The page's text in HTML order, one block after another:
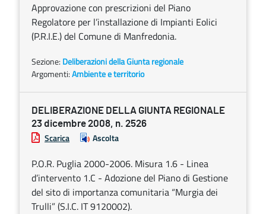
Approvazione con prescrizioni del Piano
Regolatore per l’installazione di Impianti Eolici
(P.R.I.E.) del Comune di Manfredonia.
Sezione: Deliberazioni della Giunta regionale
Argomenti:Ambiente e territorio
DELIBERAZIONE DELLA GIUNTA REGIONALE
23 dicembre 2008, n. 2526
Scarica Ascolta
P.O.R. Puglia 2000-2006. Misura 1.6 - Linea
d’intervento 1.C - Adozione del Piano di Gestione
del sito di importanza comunitaria “Murgia dei
Trulli” (S.I.C. IT 9120002).